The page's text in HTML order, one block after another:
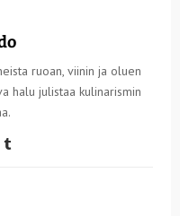
ruoan, viinin ja oluen
halu julistaa kulinarismin